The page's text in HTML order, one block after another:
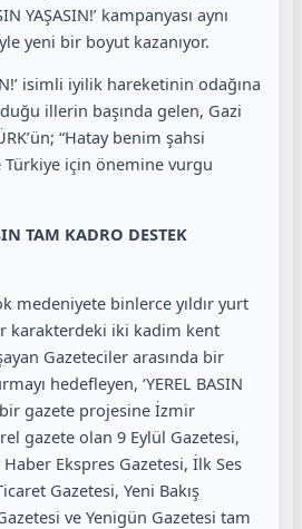
YAŞASIN!’ kampanyası aynı
yeni bir boyut kazanıyor.
isimli iyilik hareketinin odağına
illerin başında gelen, Gazi
“Hatay benim şahsi
Türkiye için önemine vurgu
TAM KADRO DESTEK
medeniyete binlerce yıldır yurt
karakterdeki iki kadim kent
Gazeteciler arasında bir
hedefleyen, ‘YEREL BASIN
bir gazete projesine İzmir
gazete olan 9 Eylül Gazetesi,
Ekspres Gazetesi, İlk Ses
Gazetesi, Yeni Bakış
ve Yenigün Gazetesi tam